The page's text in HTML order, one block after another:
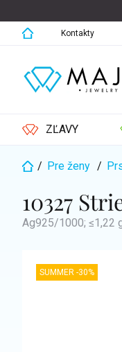
na
obsah
Kontakty
ZĽAVY
Domov
/ Pre ženy /
10327
Ag925/1000; ≤1,22
SUMMER -30%